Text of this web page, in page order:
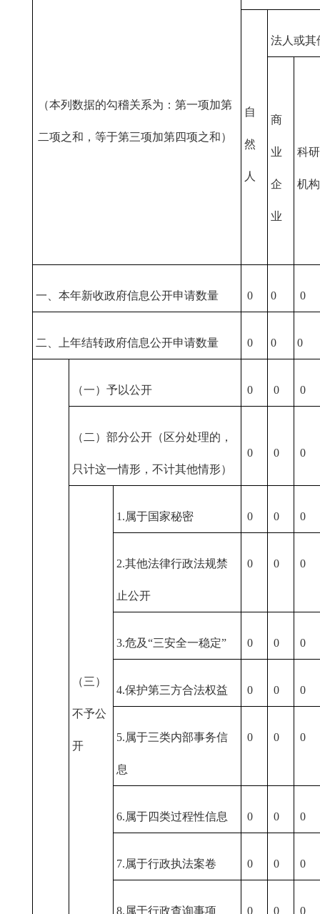
（本列数据的勾稽关系为：第一项加第
二项之和，等于第三项加第四项之和）
自
然
人
法人或其
商
业
企
业
科研
机构
一、本年新收政府信息公开申请数量 0 0 0
二、上年结转政府信息公开申请数量 0 0 0
（一）予以公开 0 0 0
（二）部分公开（区分处理的，
只计这一情形，不计其他情形）
0 0 0
（三）
不予公
开
1.属于国家秘密 0 0 0
2.其他法律行政法规禁
止公开
0 0 0
3.危及“三安全一稳定” 0 0 0
4.保护第三方合法权益 0 0 0
5.属于三类内部事务信
息
0 0 0
6.属于四类过程性信息 0 0 0
7.属于行政执法案卷 0 0 0
8.属于行政查询事项 0 0 0